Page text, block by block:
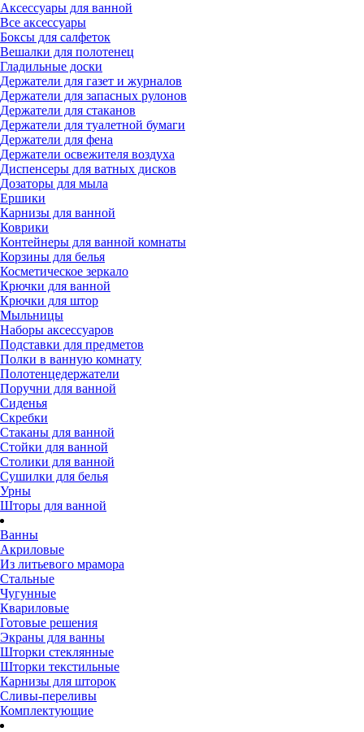
Аксессуары для ванной
Все аксессуары
Боксы для салфеток
Вешалки для полотенец
Гладильные доски
Держатели для газет и журналов
Держатели для запасных рулонов
Держатели для стаканов
Держатели для туалетной бумаги
Держатели для фена
Держатели освежителя воздуха
Диспенсеры для ватных дисков
Дозаторы для мыла
Ершики
Карнизы для ванной
Коврики
Контейнеры для ванной комнаты
Корзины для белья
Косметическое зеркало
Крючки для ванной
Крючки для штор
Мыльницы
Наборы аксессуаров
Подставки для предметов
Полки в ванную комнату
Полотенцедержатели
Поручни для ванной
Сиденья
Скребки
Стаканы для ванной
Стойки для ванной
Столики для ванной
Сушилки для белья
Урны
Шторы для ванной
Ванны
Акриловые
Из литьевого мрамора
Стальные
Чугунные
Квариловые
Готовые решения
Экраны для ванны
Шторки стеклянные
Шторки текстильные
Карнизы для шторок
Сливы-переливы
Комплектующие